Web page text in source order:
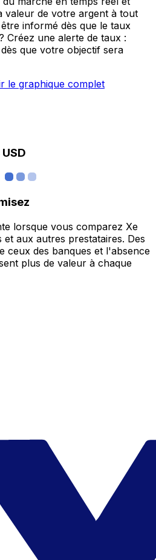
valeur de votre argent à tout
informé dès que le taux
Créez une alerte de taux :
que votre objectif sera
le graphique complet
lorsque vous comparez Xe
aux autres prestataires. Des
ceux des banques et l'absence
plus de valeur à chaque